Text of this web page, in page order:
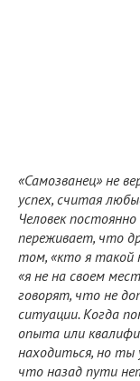
«Самозванец» не
успех, считая
Человек
переживает, что
том, «кто я такой
«я не на своем
говорят, что не
ситуации. Когда
опыта или
находиться, но
что назад пути